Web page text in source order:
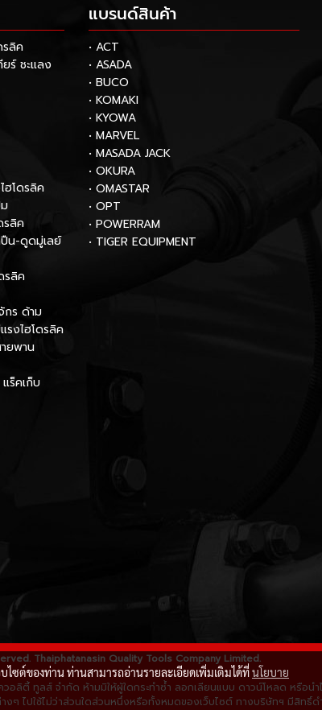
รลิค
ร์ ชะแลง
ฮโดรลิค
รลิค
น-ดูดมู่เลย์
รลิค
กร ด้าม
รงไฮโดรลิค
ยพาน
ร็คเก็บ
แบรนด์สินค้า
• ACT
• ASADA
• BUCO
• KOMAKI
• KYOWA
• MARVEL
• MASADA JACK
• OKURA
• OMASTAR
• OPT
• POWERRAM
• TIGER EQUIPMENT
Thaiphatanasin Quality Tools Company Limited.
ตี้ ทูลส์ จำกัด ห้ามมิให้ผู้ใดกระทำซ้ำ ลอกเลียนแบบ ดาวน์โหลด หรือนำ
ๆ ไปใช้ไม่ว่าส่วนใดส่วนหนึ่งหรือทั้งหมดของเว็บไซต์ ทางบริษัทฯ มีสิทธิ์
ซต์ของท่าน ท่านสามารถอ่านรายละเอียดเพิ่มเติมได้ที่นโยบาย